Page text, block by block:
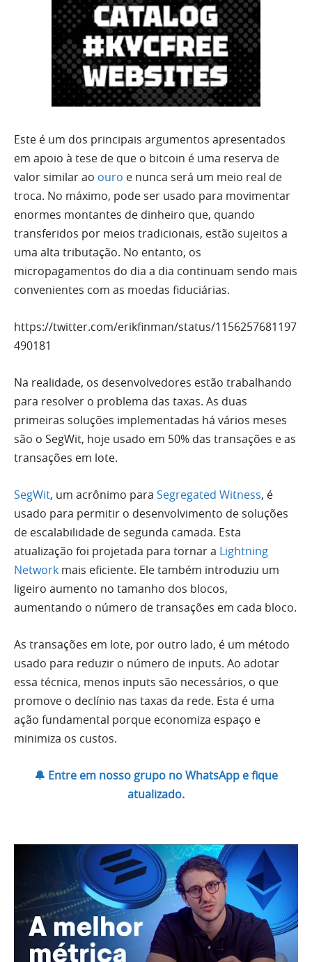
Este é um dos principais argumentos apresentados
em apoio à tese de que o bitcoin é uma reserva de
valor similar ao ouro e nunca será um meio real de
troca. No máximo, pode ser usado para movimentar
enormes montantes de dinheiro que, quando
transferidos por meios tradicionais, estão sujeitos a
uma alta tributação. No entanto, os
micropagamentos do dia a dia continuam sendo mais
convenientes com as moedas fiduciárias.
https://twitter.com/erikfinman/status/1156257681197
490181
Na realidade, os desenvolvedores estão trabalhando
para resolver o problema das taxas. As duas
primeiras soluções implementadas há vários meses
são o SegWit, hoje usado em 50% das transações e as
transações em lote.
SegWit, um acrônimo para Segregated Witness, é
usado para permitir o desenvolvimento de soluções
de escalabilidade de segunda camada. Esta
atualização foi projetada para tornar a Lightning
Network mais eficiente. Ele também introduziu um
ligeiro aumento no tamanho dos blocos,
aumentando o número de transações em cada bloco.
As transações em lote, por outro lado, é um método
usado para reduzir o número de inputs. Ao adotar
essa técnica, menos inputs são necessários, o que
promove o declínio nas taxas da rede. Esta é uma
ação fundamental porque economiza espaço e
minimiza os custos.
🔔 Entre em nosso grupo no WhatsApp e fique
atualizado.